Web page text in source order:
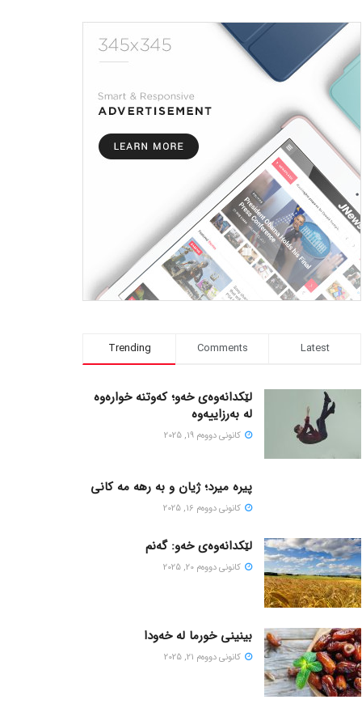
Trending Comments Latest
لێکدانەوەی خەو؛ کەوتنە خوارەوە
لە بەرزاییەوە
كانونی دووه‌م 19, 2025
پیره میرد؛ ژیان و به رهه مه کانی
كانونی دووه‌م 16, 2025
لێکدانەوەی خەو: گەنم
كانونی دووه‌م 20, 2025
بینینی خورما لە خەودا
كانونی دووه‌م 21, 2025